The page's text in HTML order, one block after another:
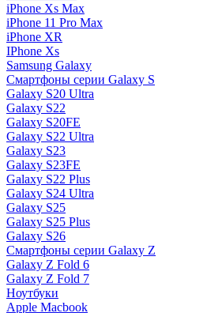
iPhone Xs Max
iPhone 11 Pro Max
iPhone XR
IPhone Xs
Samsung Galaxy
Смартфоны серии Galaxy S
Galaxy S20 Ultra
Galaxy S22
Galaxy S20FE
Galaxy S22 Ultra
Galaxy S23
Galaxy S23FE
Galaxy S22 Plus
Galaxy S24 Ultra
Galaxy S25
Galaxy S25 Plus
Galaxy S26
Смартфоны серии Galaxy Z
Galaxy Z Fold 6
Galaxy Z Fold 7
Ноутбуки
Apple Macbook